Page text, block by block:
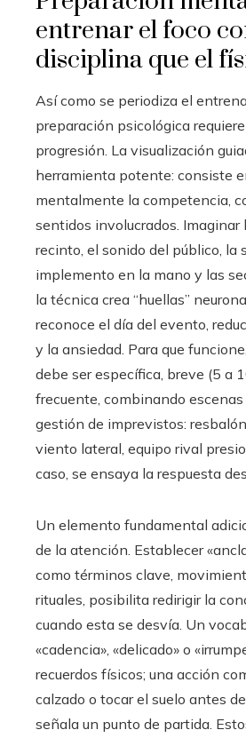
entrenar el foco
disciplina que el
Así como se periodiza el
preparación psicológica
progresión. La visualización
herramienta potente: consiste
mentalmente la competencia,
sentidos involucrados. Imaginar
recinto, el sonido del público, la
implemento en la mano y las
la técnica crea “huellas”
reconoce el día del evento,
y la ansiedad. Para que
debe ser específica, breve (5 a
frecuente, combinando
gestión de imprevistos:
viento lateral, equipo rival
caso, se ensaya la respuesta
Un elemento fundamental
de la atención. Establecer
como términos clave,
rituales, posibilita redirigir la
cuando esta se desvía. Un
«cadencia», «delicado» o
recuerdos físicos; una acción
calzado o tocar el suelo antes
señala un punto de partida.